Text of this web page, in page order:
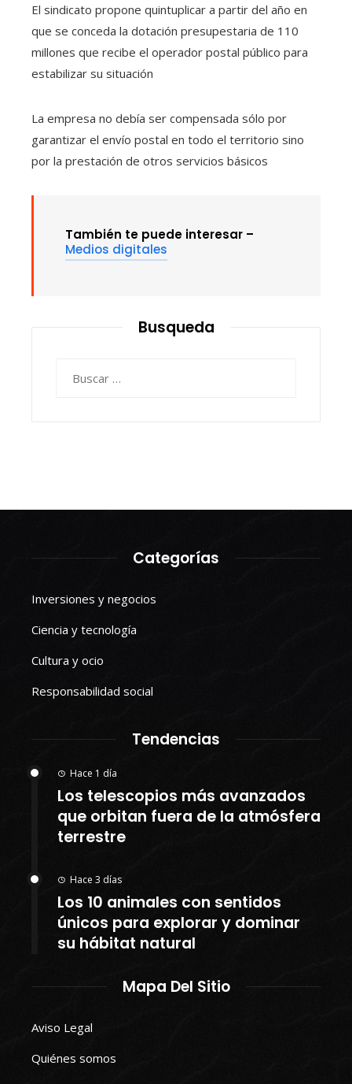
El sindicato propone quintuplicar a partir del año en
que se conceda la dotación presupestaria de 110
millones que recibe el operador postal público para
estabilizar su situación
La empresa no debía ser compensada sólo por
garantizar el envío postal en todo el territorio sino
por la prestación de otros servicios básicos
También te puede interesar –
Medios digitales
Busqueda
Categorías
Inversiones y negocios
Ciencia y tecnología
Cultura y ocio
Responsabilidad social
Tendencias
Hace 1 día
Los telescopios más avanzados
que orbitan fuera de la atmósfera
terrestre
Hace 3 días
Los 10 animales con sentidos
únicos para explorar y dominar
su hábitat natural
Mapa Del Sitio
Aviso Legal
Quiénes somos